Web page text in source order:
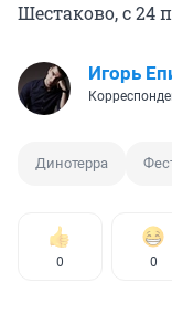
Шестаково, с 24
Игорь
Динотерра
0 0